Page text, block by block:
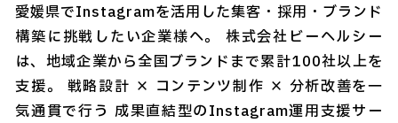
愛媛県でInstagramを活用した集客・採用・ブランド
構築に挑戦したい企業様へ。 株式会社ビーヘルシー
は、地域企業から全国ブランドまで累計100社以上を
支援。 戦略設計 × コンテンツ制作 × 分析改善を一
気通貫で行う 成果直結型のInstagram運用支援サー